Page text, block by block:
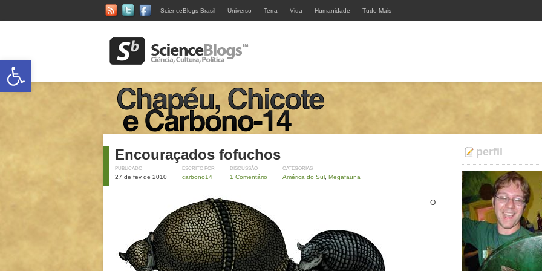
ScienceBlogs Brasil Universo Terra Vida Humanidade Tudo Mais
Encouraçados fofuchos
PUBLICADO
27 de fev de 2010
ESCRITO POR
carbono14
DISCUSSÃO
1 Comentário
CATEGORIAS
América do Sul Megafauna
O
perfil
Abrir a barra de ferramentas